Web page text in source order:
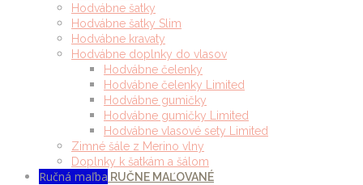
Hodvábne šatky
Hodvábne šatky Slim
Hodvábne kravaty
Hodvábne doplnky do vlasov
Hodvábne čelenky
Hodvábne čelenky Limited
Hodvábne gumičky
Hodvábne gumičky Limited
Hodvábne vlasové sety Limited
Zimné šále z Merino vlny
Doplnky k šatkám a šálom
Ručná maľba RUČNE MAĽOVANÉ